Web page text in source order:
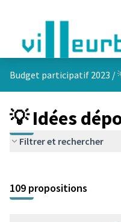
Budget participatif 2023 /
💡 Idées
Filtrer et rechercher
+
−
109 propositions